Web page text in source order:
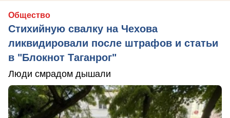
Общество
Стихийную свалку на Чехова
ликвидировали после штрафов и статьи
в "Блокнот Таганрог"
Люди смрадом дышали